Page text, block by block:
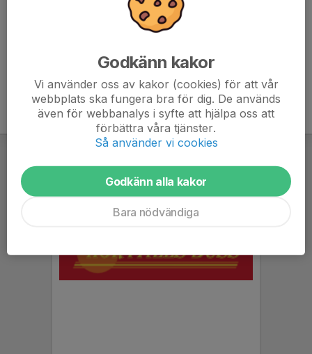
Godkänn kakor
Vi använder oss av kakor (cookies) för att vår
webbplats ska fungera bra för dig. De används
även för webbanalys i syfte att hjälpa oss att
förbättra våra tjänster.
Så använder vi cookies
Godkänn alla kakor
Bara nödvändiga